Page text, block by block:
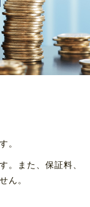
。
。また、保証料、
ん。